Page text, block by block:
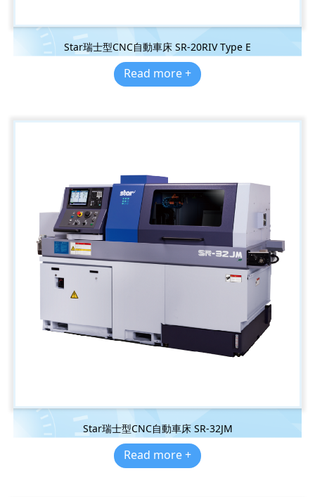
Star瑞士型CNC自動車床 SR-20RIV Type E
Read more +
Star瑞士型CNC自動車床 SR-32JM
Read more +